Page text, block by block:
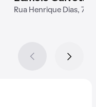
Rua Henrique Dias, 70